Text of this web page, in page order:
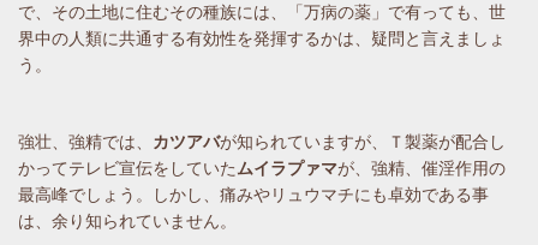
で、その土地に住むその種族には、「万病の薬」で有っても、世
界中の人類に共通する有効性を発揮するかは、疑問と言えましょ
う。
強壮、強精では、 カツアバが知られていますが、Ｔ製薬が配合し
かってテレビ宣伝をしていたムイラプァマが、強精、催淫作用の
最高峰でしょう。しかし、痛みやリュウマチにも卓効である事
は、余り知られていません。